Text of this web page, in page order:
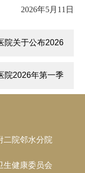
2026年5月11日
院关于公布2026
人员总成绩及进
知
院2026年第一季
二院邻水分院
生健康委员会